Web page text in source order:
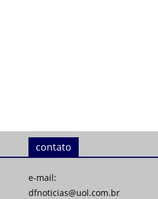
contato
e-mail:
dfnoticias@uol.com.br